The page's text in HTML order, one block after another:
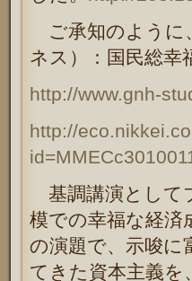
ご承知のように
ネス）：国民総幸
http://www.gnh-
http://
基調講演として
模での幸福な経
の演題で、示唆に
てきた資本主義を